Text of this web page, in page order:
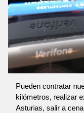
Pueden contratar
kilómetros, realizar
Asturias, salir a